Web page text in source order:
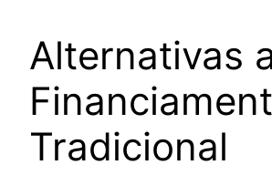
Alternativas
Tradicional